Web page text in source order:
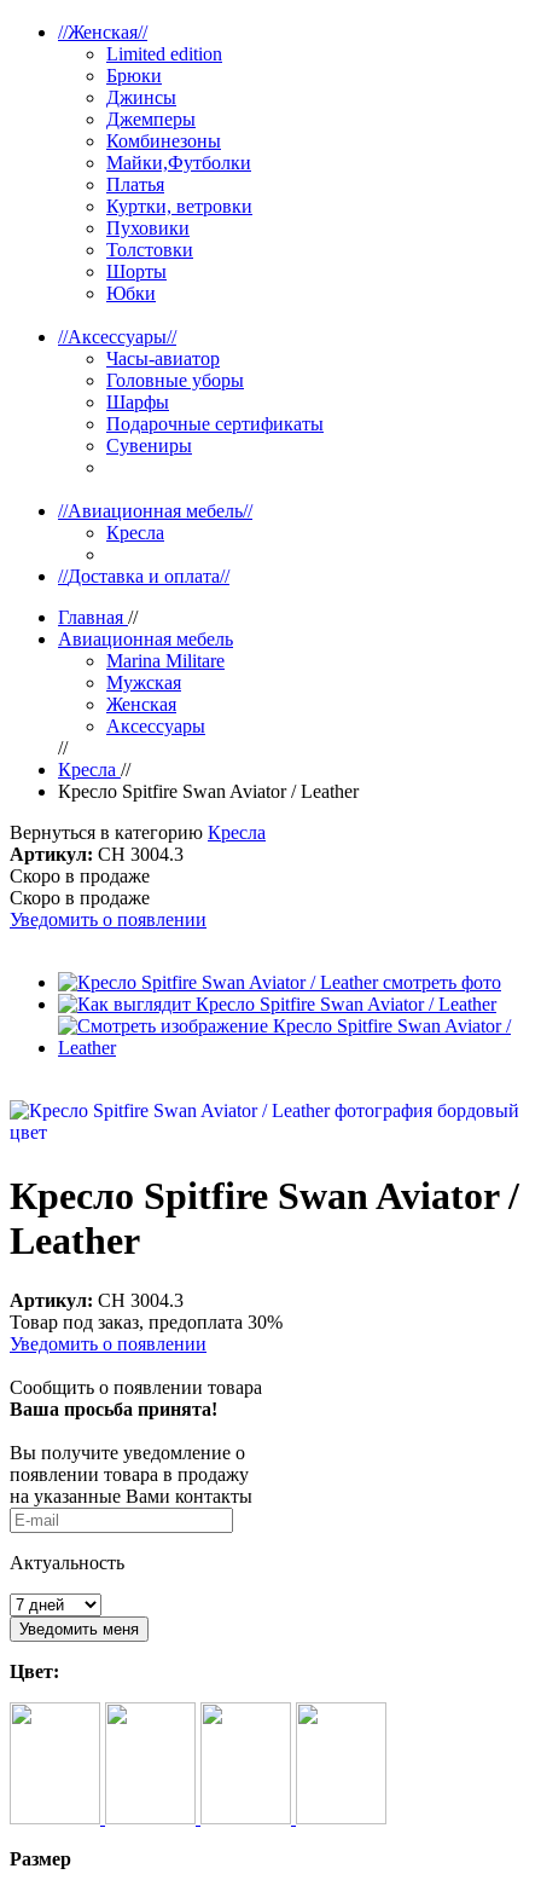
//Женская//
Limited edition
Брюки
Джинсы
Джемперы
Комбинезоны
Майки,Футболки
Платья
Куртки, ветровки
Пуховики
Толстовки
Шорты
Юбки
//Аксессуары//
Часы-авиатор
Головные уборы
Шарфы
Подарочные сертификаты
Сувениры
//Авиационная мебель//
Кресла
//Доставка и оплата//
Главная //
Авиационная мебель
Marina Militare
Мужская
Женская
Аксессуары
//
Кресла //
Кресло Spitfire Swan Aviator / Leather
Вернуться в категорию Кресла
Артикул: CH 3004.3
Скоро в продаже
Скоро в продаже
Уведомить о появлении
Кресло Spitfire Swan Aviator /
Leather
Артикул: CH 3004.3
Товар под заказ, предоплата 30%
Уведомить о появлении
Сообщить о появлении товара
Ваша просьба принята!
Вы получите уведомление о
появлении товара в продажу
на указанные Вами контакты
Актуальность
Цвет:
Размер